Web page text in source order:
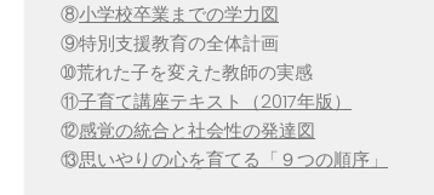
⑧小学校卒業までの学力図
⑨特別支援教育の全体計画
➉荒れた子を変えた教師の実感
⑪子育て講座テキスト（2017年版）
⑫感覚の統合と社会性の発達図
⑬思いやりの心を育てる「９つの順序」